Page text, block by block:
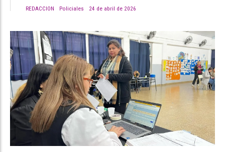
REDACCION Policiales 24 de abril de 2026